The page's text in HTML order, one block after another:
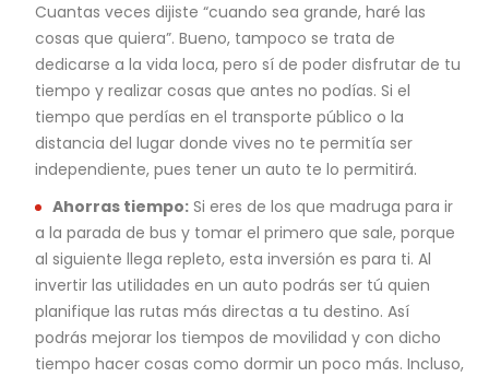
Cuantas veces dijiste “cuando sea grande, haré las
cosas que quiera”. Bueno, tampoco se trata de
dedicarse a la vida loca, pero sí de poder disfrutar de tu
tiempo y realizar cosas que antes no podías. Si el
tiempo que perdías en el transporte público o la
distancia del lugar donde vives no te permitía ser
independiente, pues tener un auto te lo permitirá.
Ahorras tiempo: Si eres de los que madruga para ir
a la parada de bus y tomar el primero que sale, porque
al siguiente llega repleto, esta inversión es para ti. Al
invertir las utilidades en un auto podrás ser tú quien
planifique las rutas más directas a tu destino. Así
podrás mejorar los tiempos de movilidad y con dicho
tiempo hacer cosas como dormir un poco más. Incluso,